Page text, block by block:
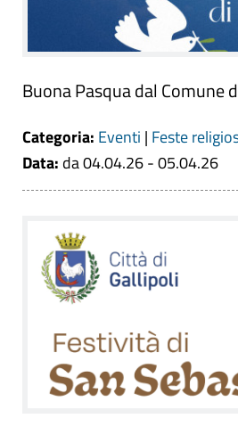
Buona Pasqua dal Comune
Categoria: Eventi | Feste
Data: da 04.04.26 - 05.04.26